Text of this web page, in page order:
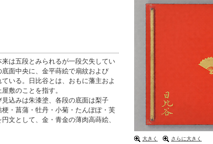
は五段とみられるが一段欠失してい
面中央に、金平蒔絵で扇紋および
ている。日比谷とは、おもに藩主およ
敷のことを指す。
込みは朱漆塗、各段の底面は梨子
・菖蒲・牡丹・小菊・たんぽぽ・芙
文として、金・青金の薄肉高蒔絵、
大きく さらに大きく